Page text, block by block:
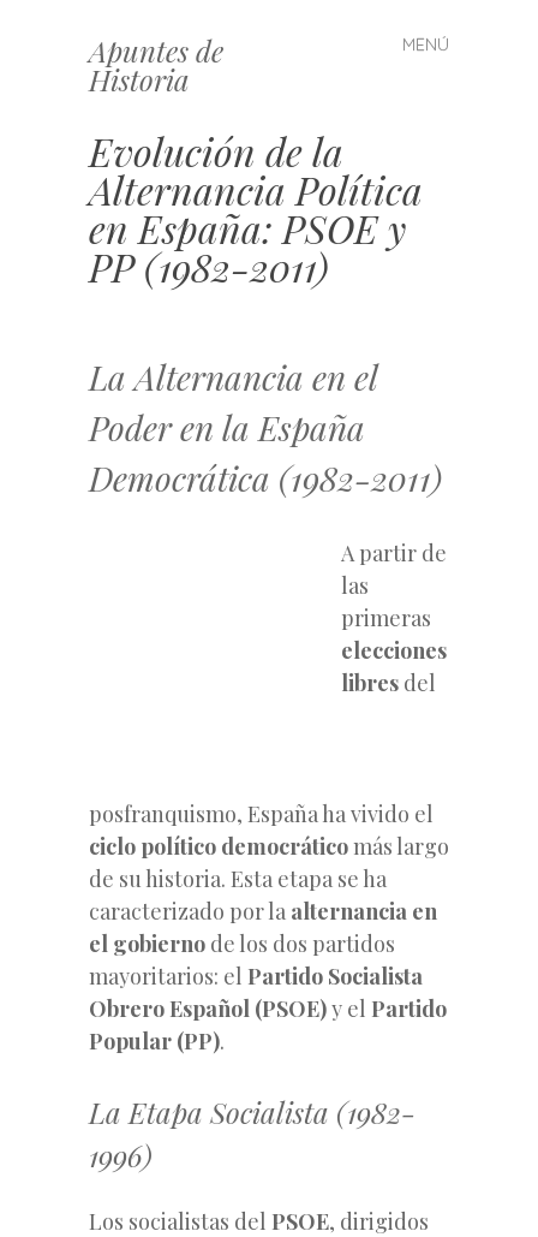
Apuntes de
Historia
MENÚ
Saltar
al
Evolución de la
Alternancia Política
en España: PSOE y
PP (1982-2011)
La Alternancia en el
Poder en la España
Democrática (1982-2011)
A partir de
las
primeras
elecciones
libres del
posfranquismo, España ha vivido el
ciclo político democráticomás largo
de su historia. Esta etapa se ha
caracterizado por la alternancia en
el gobierno de los dos partidos
mayoritarios: el Partido Socialista
Obrero Español (PSOE)y el Partido
Popular (PP).
La Etapa Socialista (1982-
1996)
Los socialistas del PSOE, dirigidos